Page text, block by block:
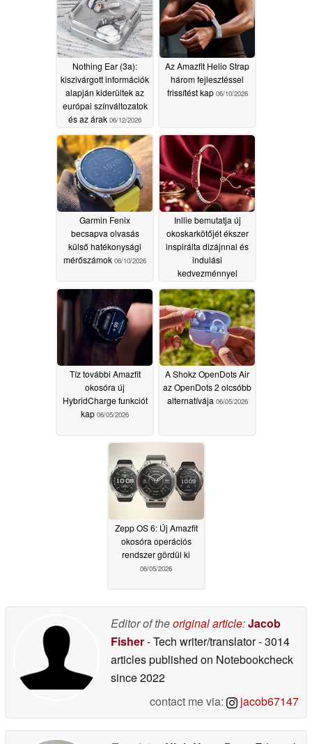
Nothing Ear (3a):
kiszivárgott információk
alapján kiderültek az
európai színváltozatok
és az árak 06/12/2026
Az Amazfit Helio Strap
három fejlesztéssel
frissítést kap 06/10/2026
Garmin Fenix
becsapva olvasás
külső hatékonysági
mérőszámok 06/10/2026
Inllie bemutatja új
okoskarkötőjét ékszer
inspirálta dizájnnal és
indulási
kedvezménnyel
06/09/2026
Tíz további Amazfit
okosóra új
HybridCharge funkciót
kap 06/05/2026
A Shokz OpenDots Air
az OpenDots 2 olcsóbb
alternatívája 06/05/2026
Zepp OS 6: Új Amazfit
okosóra operációs
rendszer gördül ki
06/05/2026
Editor of theoriginal article:Jacob
Fisher- Tech writer/translator- 3014
articles published on Notebookcheck
since 2022
contact me via:
jacob67147